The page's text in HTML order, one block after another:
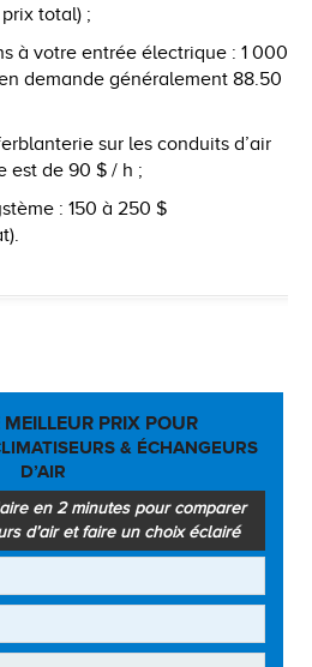
total) ;
à votre entrée électrique : 1 000
demande généralement 88.50
sur les conduits d’air
est de 90 $ / h ;
: 150 à 250 $
PRIX POUR
& ÉCHANGEURS
D’AIR
en 2 minutes pour comparer
d’air et faire un choix éclairé